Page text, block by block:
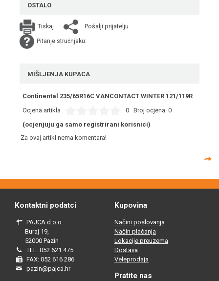
OSTALO
Tiskaj Pošalji prijatelju
Pitanje stručnjaku:
MIŠLJENJA KUPACA
Continental 235/65R16C VANCONTACT WINTER 121/119R
Ocjena artikla
0 Broj ocjena: 0
(ocjenjuju ga samo registrirani korisnici)
Za ovaj artikl nema komentara!
Kontaktni podatci
PAJCA d.o.o.
Buraj 19,
52000 Pazin
TEL: 052 621 475
FAX: 052 616 286
pazin@pajca.hr
Kupovina
Načini poslovanja
Način plačanja
Lokacije preuzema
Dostava
Veleprodaja
Pratite nas